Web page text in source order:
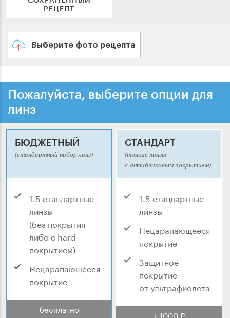
РЕЦЕПТ
Выберите фото рецепта
Пожалуйста, выберите опции для
линз
БЮДЖЕТНЫЙ
(стандартный набор линз)
1.5 стандартные
линзы
(без покрытия
либо с hard
покрытием)
Нецарапающееся
покрытие
бесплатно
СТАНДАРТ
(тонкие линзы
с антибликовым покрытием)
1.5 стандартные
линзы
Нецарапающееся
покрытие
Защитное
покрытие
от ультрафиолета
+ 1000 ₽